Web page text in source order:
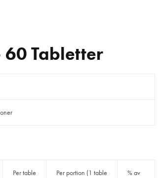
60 Tabletter
Per table
Per portion (1 table
% av